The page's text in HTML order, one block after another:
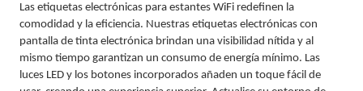
Las etiquetas electrónicas para estantes WiFi redefinen la
comodidad y la eficiencia. Nuestras etiquetas electrónicas con
pantalla de tinta electrónica brindan una visibilidad nítida y al
mismo tiempo garantizan un consumo de energía mínimo. Las
luces LED y los botones incorporados añaden un toque fácil de